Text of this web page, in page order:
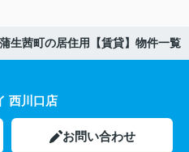
蒲生茜町の居住用【賃貸】物件一覧
西川口店
お問い合わせ